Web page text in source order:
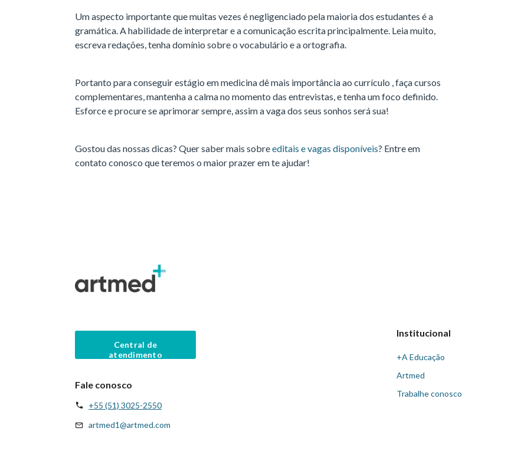
Um aspecto importante que muitas vezes é negligenciado pela maioria dos estudantes é a
gramática. A habilidade de interpretar e a comunicação escrita principalmente. Leia muito,
escreva redações, tenha domínio sobre o vocabulário e a ortografia.
Portanto para conseguir estágio em medicina dê mais importância ao currículo , faça cursos
complementares, mantenha a calma no momento das entrevistas, e tenha um foco definido.
Esforce e procure se aprimorar sempre, assim a vaga dos seus sonhos será sua!
Gostou das nossas dicas? Quer saber mais sobreeditais e vagas disponíveis? Entre em
contato conosco que teremos o maior prazer em te ajudar!
Central de
atendimento
Fale conosco
+55 (51) 3025-2550
artmed1@artmed.com
Institucional
+A Educação
Artmed
Trabalhe conosco